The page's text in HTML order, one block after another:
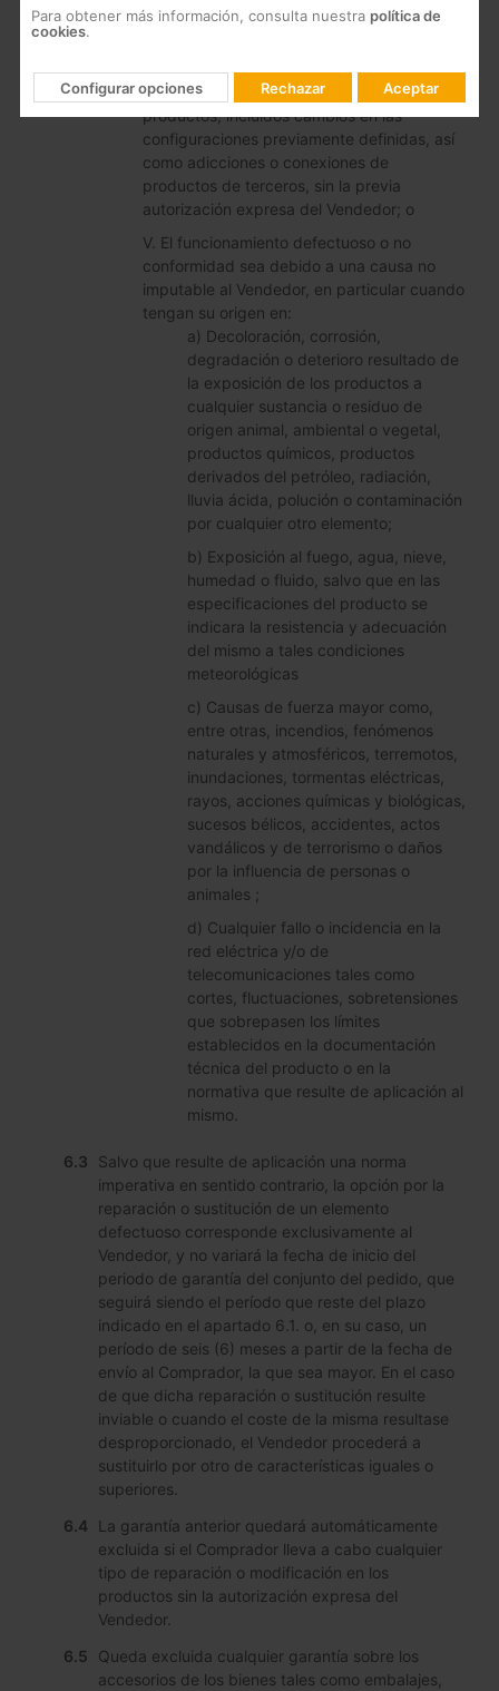
impuestos por el Comprador, hayan sido, o
IV. El Comprador lleve a cabo cualquier tipo
de reparación o modificación de los
productos, incluidos cambios en las
configuraciones previamente definidas, así
como adicciones o conexiones de
productos de terceros, sin la previa
autorización expresa del Vendedor; o
V. El funcionamiento defectuoso o no
conformidad sea debido a una causa no
imputable al Vendedor, en particular cuando
tengan su origen en:
a) Decoloración, corrosión,
degradación o deterioro resultado de
la exposición de los productos a
cualquier sustancia o residuo de
origen animal, ambiental o vegetal,
productos químicos, productos
derivados del petróleo, radiación,
lluvia ácida, polución o contaminación
por cualquier otro elemento;
b) Exposición al fuego, agua, nieve,
humedad o fluido, salvo que en las
especificaciones del producto se
indicara la resistencia y adecuación
del mismo a tales condiciones
meteorológicas
c) Causas de fuerza mayor como,
entre otras, incendios, fenómenos
naturales y atmosféricos, terremotos,
inundaciones, tormentas eléctricas,
rayos, acciones químicas y biológicas,
sucesos bélicos, accidentes, actos
vandálicos y de terrorismo o daños
por la influencia de personas o
animales ;
d) Cualquier fallo o incidencia en la
red eléctrica y/o de
telecomunicaciones tales como
cortes, fluctuaciones, sobretensiones
que sobrepasen los límites
establecidos en la documentación
técnica del producto o en la
normativa que resulte de aplicación al
mismo.
Salvo que resulte de aplicación una norma
imperativa en sentido contrario, la opción por la
reparación o sustitución de un elemento
defectuoso corresponde exclusivamente al
Vendedor, y no variará la fecha de inicio del
periodo de garantía del conjunto del pedido, que
seguirá siendo el período que reste del plazo
indicado en el apartado 6.1. o, en su caso, un
período de seis (6) meses a partir de la fecha de
envío al Comprador, la que sea mayor. En el caso
de que dicha reparación o sustitución resulte
inviable o cuando el coste de la misma resultase
desproporcionado, el Vendedor procederá a
sustituirlo por otro de características iguales o
superiores.
La garantía anterior quedará automáticamente
excluida si el Comprador lleva a cabo cualquier
tipo de reparación o modificación en los
productos sin la autorización expresa del
Vendedor.
Queda excluida cualquier garantía sobre los
accesorios de los bienes tales como embalajes,
Para obtener más información, consulta nuestra política de
cookies.
Configurar opciones Rechazar Aceptar